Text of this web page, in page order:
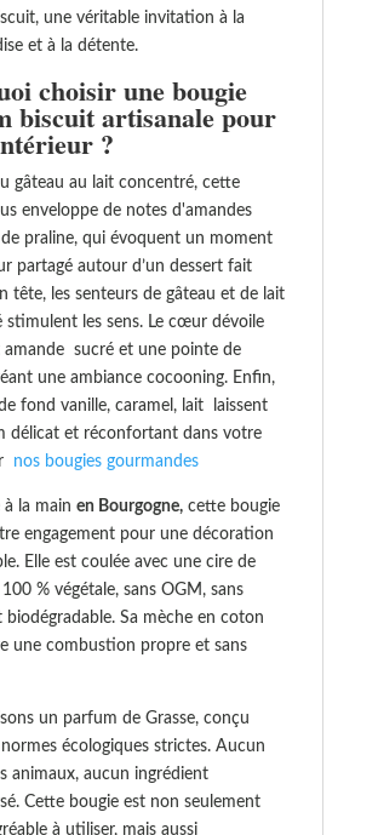
une véritable invitation à la
et à la détente.
choisir une bougie
biscuit artisanale pour
?
gâteau au lait concentré, cette
enveloppe de notes d'amandes
praline, qui évoquent un moment
partagé autour d’un dessert fait
tête, les senteurs de gâteau et de lait
stimulent les sens. Le cœur dévoile
amande sucré et une pointe de
une ambiance cocooning. Enfin,
fond vanille, caramel, lait laissent
délicat et réconfortant dans votre
nos bougies gourmandes
à la main en Bourgogne,cette bougie
engagement pour une décoration
Elle est coulée avec une cire de
% végétale, sans OGM, sans
Sa mèche en coton
une combustion propre et sans
un parfum de Grasse, conçu
écologiques strictes. Aucun
animaux, aucun ingrédient
Cette bougie est non seulement
à utiliser, mais aussi